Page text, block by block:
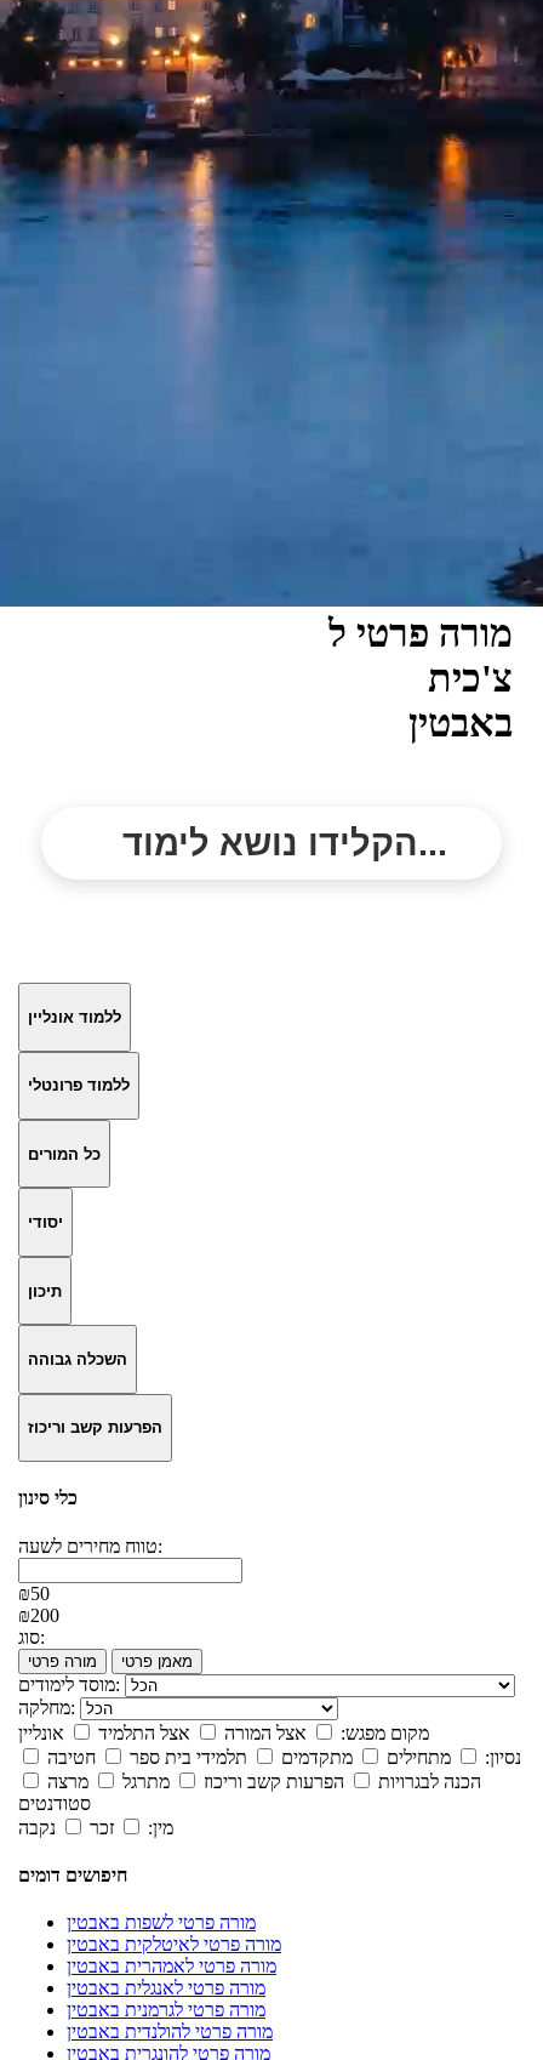
מורה פרטי ל
צ'כית
באבטין
הקלידו נושא לימוד...
ללמוד אונליין
ללמוד פרונטלי
כל המורים
יסודי
תיכון
השכלה גבוהה
הפרעות קשב וריכוז
כלי סינון
טווח מחירים לשעה:
₪50
₪200
סוג:
מורה פרטי מאמן פרטי
מוסד לימודים:
מחלקה:
מקום מפגש:
אצל המורה אצל התלמיד
אונליין
נסיון:
מתחילים מתקדמים תלמידי בית ספר
חטיבה
הכנה לבגרויות
הפרעות קשב וריכוז מתרגל
מרצה
סטודנטים
מין:
זכר נקבה
חיפושים דומים
מורה פרטי לשפות באבטין
מורה פרטי לאיטלקית באבטין
מורה פרטי לאמהרית באבטין
מורה פרטי לאנגלית באבטין
מורה פרטי לגרמנית באבטין
מורה פרטי להולנדית באבטין
מורה פרטי להונגרית באבטין